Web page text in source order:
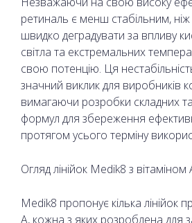
ретиналь є менш стабільним,
швидко деградувати за впливу
світла та екстремальних
свою потенцію. Ця
значний виклик для виробників
вимагаючи розробки складних
формул для збереження
протягом усього терміну
Огляд лінійок Medik8 з вітаміном
Medik8 пропонує кілька лінійок
А, кожна з яких розроблена для